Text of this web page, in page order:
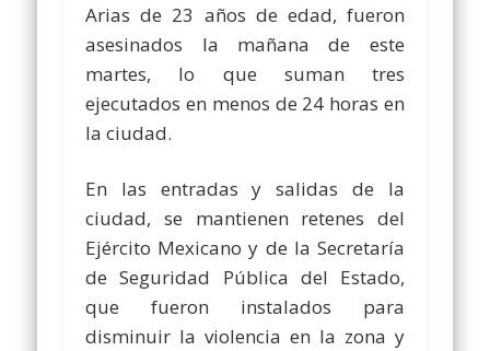
Arias de 23 años de edad, fueron
asesinados la mañana de este
martes, lo que suman tres
ejecutados en menos de 24 horas en
la ciudad.
En las entradas y salidas de la
ciudad, se mantienen retenes del
Ejército Mexicano y de la Secretaría
de Seguridad Pública del Estado,
que fueron instalados para
disminuir la violencia en la zona y